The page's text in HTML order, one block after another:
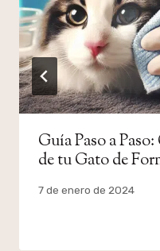
Guía Paso a
de tu Gato de
Por
7 de enero de 2024